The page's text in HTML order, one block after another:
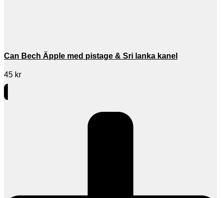
Can Bech Äpple med pistage & Sri lanka kanel
45 kr